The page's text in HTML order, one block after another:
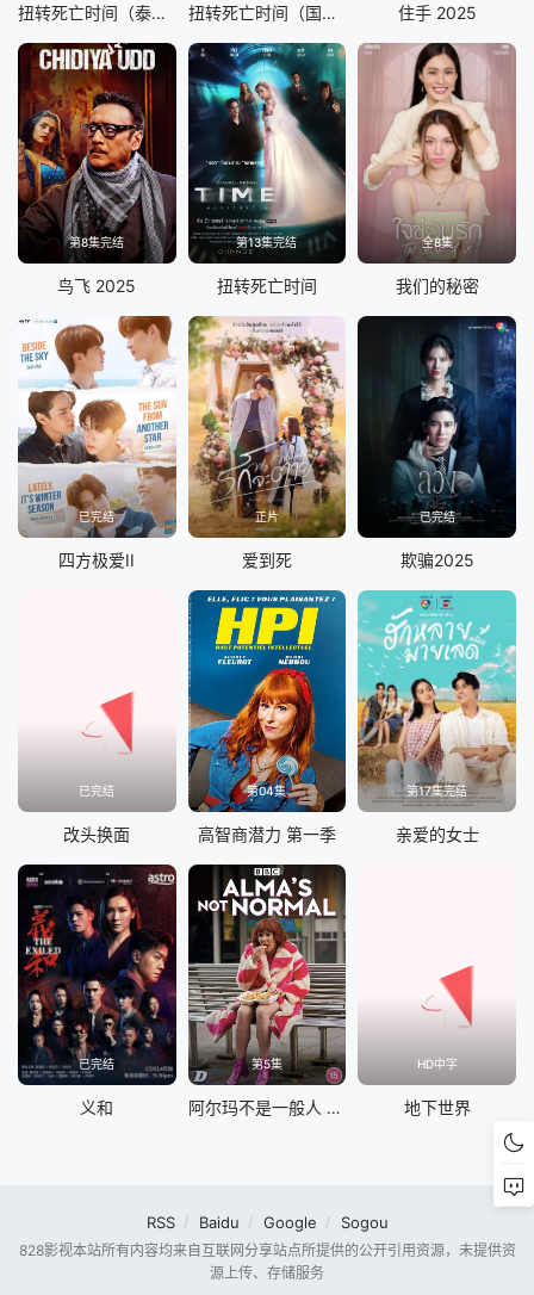
扭转死亡时间（泰语版） 扭转死亡时间（国语版） 住手 2025
第8集完结
鸟飞 2025
第13集完结
扭转死亡时间
全8集
我们的秘密
已完结
四方极爱II
正片
爱到死
已完结
欺骗2025
已完结
改头换面
第04集
高智商潜力 第一季
第17集完结
亲爱的女士
已完结
义和
第5集
阿尔玛不是一般人 第一季
HD中字
地下世界
RSS Baidu Google Sogou
828影视本站所有内容均来自互联网分享站点所提供的公开引用资源，未提供资
源上传、存储服务